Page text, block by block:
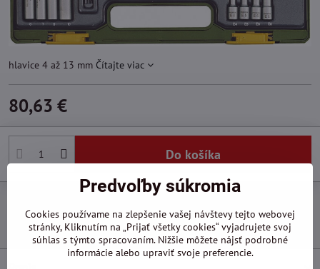
hlavice 4 až 13 mm Čítajte viac
80,63 €
Do košíka
Výrobca:Proxxon
Predvoľby súkromia
Cookies používame na zlepšenie vašej návštevy tejto webovej
stránky, Kliknutím na „Prijať všetky cookies“ vyjadrujete svoj
súhlas s týmto spracovaním. Nižšie môžete nájsť podrobné
informácie alebo upraviť svoje preferencie.